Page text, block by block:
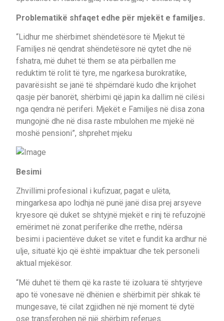
Problematikë shfaqet edhe për mjekët e familjes.
“Lidhur me shërbimet shëndetësore të Mjekut të
Familjes në qendrat shëndetësore në qytet dhe në
fshatra, më duhet të them se ata përballen me
reduktim të rolit të tyre, me ngarkesa burokratike,
pavarësisht se janë të shpërndarë kudo dhe krijohet
qasje për banorët, shërbimi që japin ka dallim në cilësi
nga qendra në periferi. Mjekët e Familjes në disa zona
mungojnë dhe në disa raste mbulohen me mjekë në
moshë pensioni”, shprehet mjeku
Besimi
Zhvillimi profesional i kufizuar, pagat e ulëta,
mingarkesa apo lodhja në punë janë disa prej arsyeve
kryesore që duket se shtyjnë mjekët e rinj të refuzojnë
emërimet në zonat periferike dhe rrethe, ndërsa
besimi i pacientëve duket se vitet e fundit ka ardhur në
ulje, situatë kjo që është impaktuar dhe tek personeli
aktual mjekësor.
“Më duhet të them që ka raste të izoluara të shtyrjeve
apo të vonesave në dhënien e shërbimit për shkak të
mungesave, të cilat zgjidhen në një moment të dytë
ose transferohen në një shërbim referues.